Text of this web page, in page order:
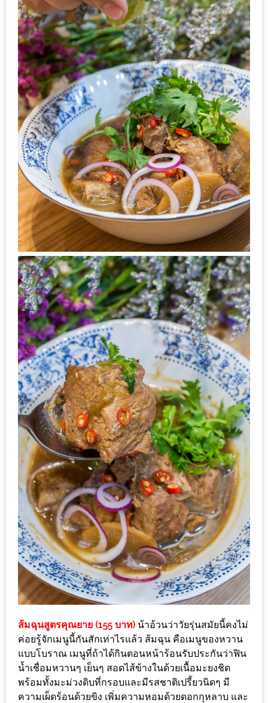
ชวน
คุย
นโยบาย
ความ
เป็น
ส่วน
ตัว
นโยบาย
ความ
เป็น
ส่วน
ตัว
ประกาศ
ผล
ผู้
โชค
ดี
กับ
น้า
อ้วน
ครั้ง
ที่
1
พา
เพื่อน
มา
ม่วน
กั๋น
บน
INSTAGRAM
รวม
โปร
ชั่
นวัน
แม่
แห่ง
ชาติ
ส้มฉุนสูตรคุณยาย (155 บาท) น้าอ้วนว่าวัยรุ่นสมัยนี้คงไม่
ค่อยรู้จักเมนูนี้กันสักเท่าไรแล้ว ส้มฉุน คือเมนูของหวาน
แบบโบราณ เมนูที่ถ้าได้กินตอนหน้าร้อนรับประกันว่าฟิน
น้ำเชื่อมหวานๆ เย็นๆ สอดไส้ข้างในด้วยเนื้อมะยงชิด
พร้อมทั้งมะม่วงดิบที่กรอบและมีรสชาติเปรี้ยวนิดๆ มี
ความเผ็ดร้อนด้วยขิง เพิ่มความหอมด้วยดอกกุหลาบ และ